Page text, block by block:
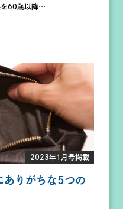
を60歳以降…
2023年1月号掲載
ありがちな5つの